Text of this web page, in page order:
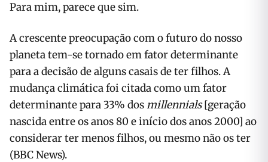
Para mim, parece que sim.
A crescente preocupação com o futuro do nosso
planeta tem-se tornado em fator determinante
para a decisão de alguns casais de ter filhos. A
mudança climática foi citada como um fator
determinante para 33% dosmillennials[geração
nascida entre os anos 80 e início dos anos 2000] ao
considerar ter menos filhos, ou mesmo não os ter
(BBC News).